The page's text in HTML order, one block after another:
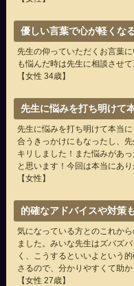
優しい言葉で心が軽くな
先生の仰っていただくお言葉
も悩んだ時は先生に相談させ
【女性 34歳】
先生に悩みを打ち明けて
先生に悩みを打ち明けて本当
合うきっかけにもなったし、
キリしました！また悩みがあ
と思います！今回は本当にあり
【女性】
的確なアドバイスや対策
気になっている方とのこれか
ました。みいな先生はズバズ
く、こうするといいよという
さるので、分かりやすくて助
【女性 27歳】